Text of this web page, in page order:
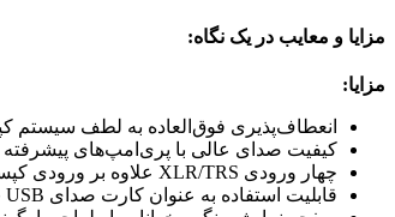
مزایا و معایب در یک نگاه:
مزایا:
انعطاف‌پذیری فوق‌العاده به لطف سیستم
کیفیت صدای عالی با پری‌امپ‌های پیشرفته
چهار ورودی XLR/TRS علاوه بر ورودی کپسول، امکان ضبط ۶ کانال همزمان را فراهم می‌کند
قابلیت استفاده به عنوان کارت صدای USB چندکاناله